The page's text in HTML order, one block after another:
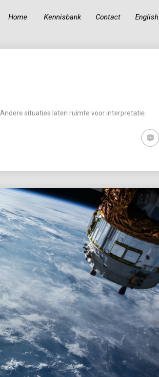
Home Kennisbank Contact English
situaties laten ruimte voor interpretatie.